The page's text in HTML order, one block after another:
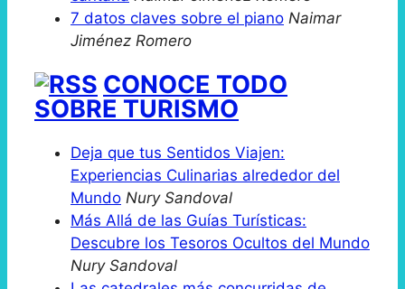
7 datos claves sobre el piano Naimar
Jiménez Romero
CONOCE TODO
SOBRE TURISMO
Deja que tus Sentidos Viajen:
Experiencias Culinarias alrededor del
Mundo Nury Sandoval
Más Allá de las Guías Turísticas:
Descubre los Tesoros Ocultos del Mundo
Nury Sandoval